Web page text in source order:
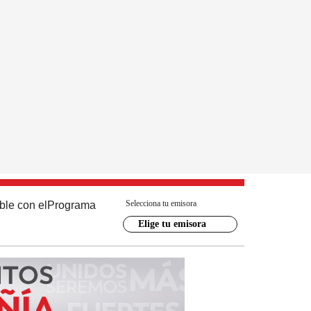
con el Programa Selecciona tu emisora
Elige tu emisora